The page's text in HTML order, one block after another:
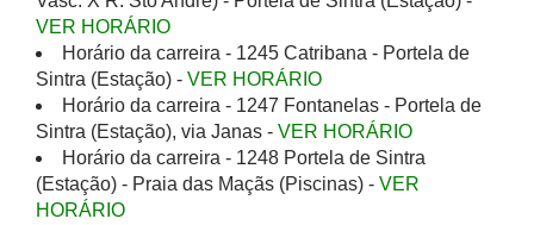
VER HORÁRIO
Horário da carreira - 1245 Catribana - Portela de
Sintra (Estação) - VER HORÁRIO
Horário da carreira - 1247 Fontanelas - Portela de
Sintra (Estação), via Janas - VER HORÁRIO
Horário da carreira - 1248 Portela de Sintra
(Estação) - Praia das Maçãs (Piscinas) - VER
HORÁRIO